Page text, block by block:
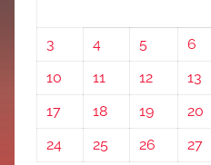
3
4 5 6
10
11 12 13
17
18 19 20
24
25 26 27